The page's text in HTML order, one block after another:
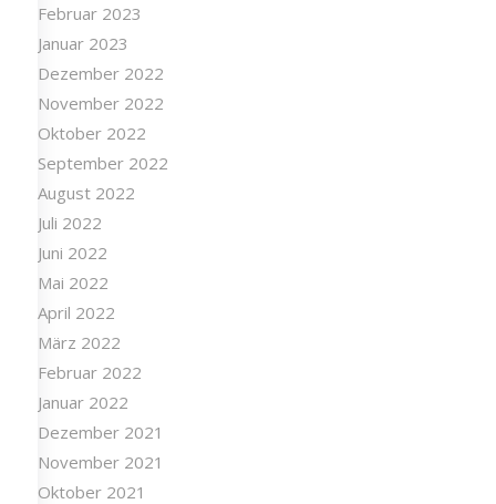
Februar 2023
Januar 2023
Dezember 2022
November 2022
Oktober 2022
September 2022
August 2022
Juli 2022
Juni 2022
Mai 2022
April 2022
März 2022
Februar 2022
Januar 2022
Dezember 2021
November 2021
Oktober 2021